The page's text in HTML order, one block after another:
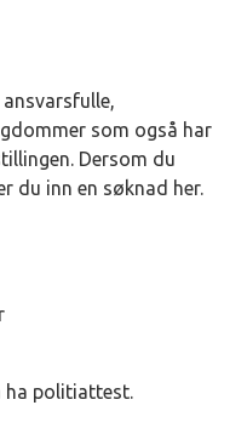
som også har
Dersom du
du inn en søknad her.
ha politiattest.